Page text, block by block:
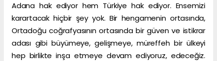
Adana hak ediyor hem Türkiye hak ediyor. Ensemizi
karartacak hiçbir şey yok. Bir hengamenin ortasında,
Ortadoğu coğrafyasının ortasında bir güven ve istikrar
adası gibi büyümeye, gelişmeye, müreffeh bir ülkeyi
hep birlikte inşa etmeye devam ediyoruz, edeceğiz.